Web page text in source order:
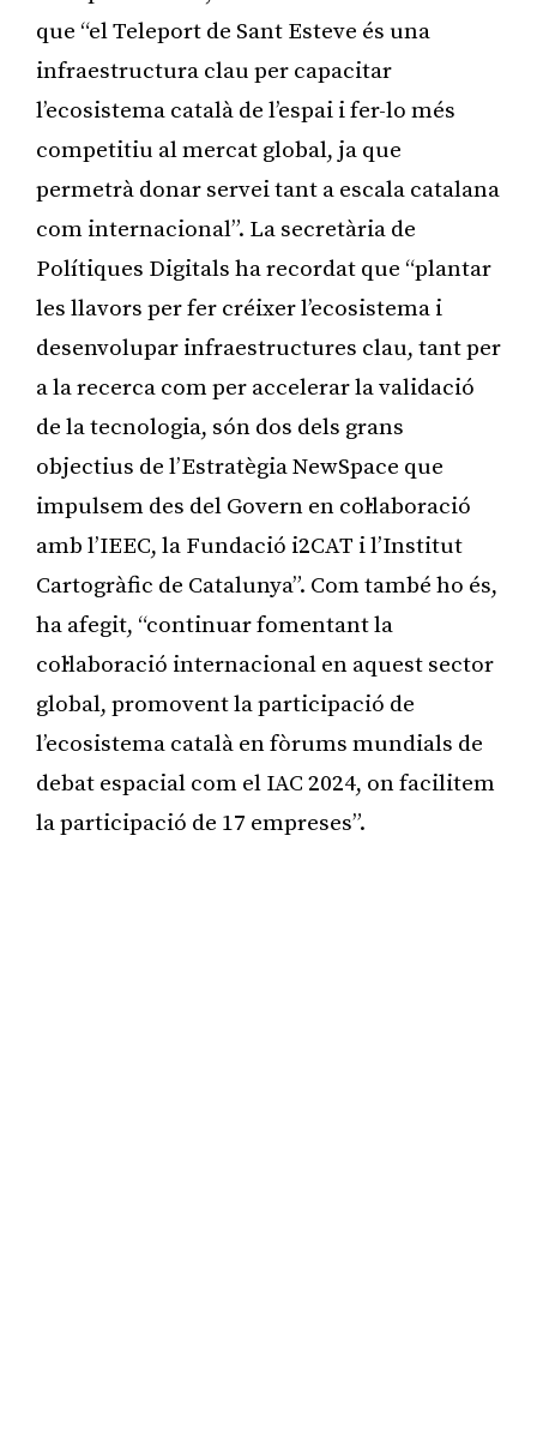
que “el Teleport de Sant Esteve és una
infraestructura clau per capacitar
l’ecosistema català de l’espai i fer-lo més
competitiu al mercat global, ja que
permetrà donar servei tant a escala catalana
com internacional”. La secretària de
Polítiques Digitals ha recordat que “plantar
les llavors per fer créixer l’ecosistema i
desenvolupar infraestructures clau, tant per
a la recerca com per accelerar la validació
de la tecnologia, són dos dels grans
objectius de l’Estratègia NewSpace que
impulsem des del Govern en col·laboració
amb l’IEEC, la Fundació i2CAT i l’Institut
Cartogràfic de Catalunya”. Com també ho és,
ha afegit, “continuar fomentant la
col·laboració internacional en aquest sector
global, promovent la participació de
l’ecosistema català en fòrums mundials de
debat espacial com el IAC 2024, on facilitem
la participació de 17 empreses”.